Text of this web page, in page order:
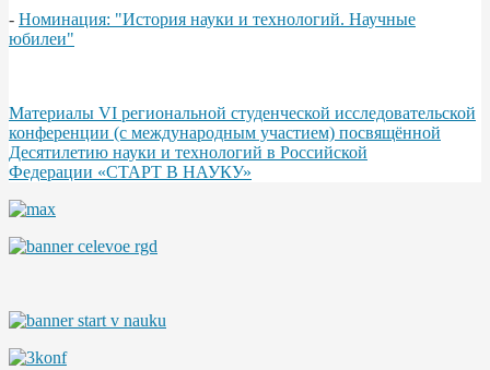
- Номинация: "История науки и технологий. Научные
юбилеи"
Материалы VI региональной студенческой исследовательской
конференции (с международным участием) посвящённой
Десятилетию науки и технологий в Российской
Федерации «СТАРТ В НАУКУ»